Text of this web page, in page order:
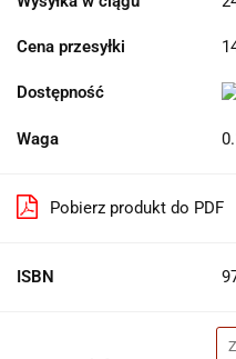
Cena przesyłki
Dostępność
Waga
Pobierz produkt do PDF
ISBN